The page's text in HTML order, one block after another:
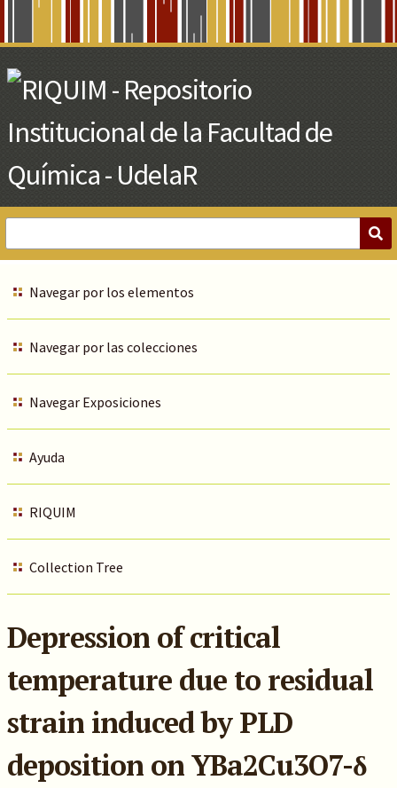
Main
Content
Navegar por los elementos
Navegar por las colecciones
Navegar Exposiciones
Ayuda
RIQUIM
Collection Tree
Depression of critical
temperature due to residual
strain induced by PLD
deposition on YBa2Cu3O7-δ